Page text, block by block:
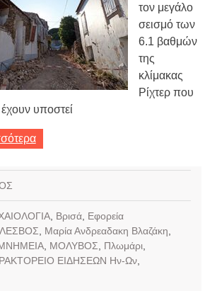
τον μεγάλο
σεισμό των
6.1 βαθμών
της
κλίμακας
Ρίχτερ που
υποστεί
, Βρισά, Εφορεία
ΛΕΣΒΟΣ Μαρία Ανδρεαδακη Βλαζάκη
, ΜΟΛΥΒΟΣ Πλωμάρι,
ΕΙΔΗΣΕΩΝ Ην-Ων,